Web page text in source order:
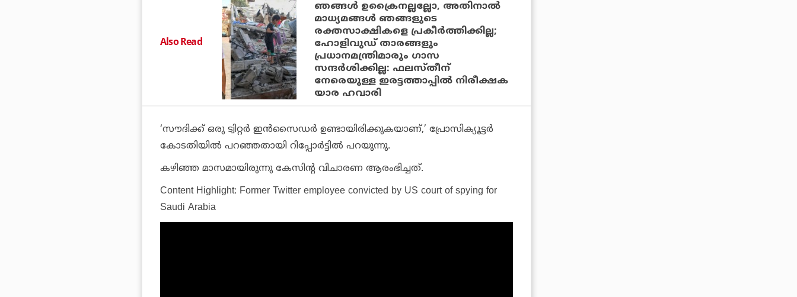
Also Read
ഞങ്ങള്‍ ഉക്രൈനല്ലല്ലോ, അതിനാല്‍
മാധ്യമങ്ങള്‍ ഞങ്ങളുടെ
രക്തസാക്ഷികളെ പ്രകീര്‍ത്തിക്കില്ല;
ഹോളിവുഡ് താരങ്ങളും
പ്രധാനമന്ത്രിമാരും ഗാസ
സന്ദര്‍ശിക്കില്ല: ഫലസ്തീന്
നേരെയുള്ള ഇരട്ടത്താപ്പില്‍ നിരീക്ഷക
യാര ഹവാരി
‘സൗദിക്ക് ഒരു ട്വിറ്റര്‍ ഇന്‍സൈഡര്‍ ഉണ്ടായിരിക്കുകയാണ്,’ പ്രോസിക്യൂട്ടര്‍
കോടതിയില്‍ പറഞ്ഞതായി റിപ്പോര്‍ട്ടില്‍ പറയുന്നു.
കഴിഞ്ഞ മാസമായിരുന്നു കേസിന്റ വിചാരണ ആരംഭിച്ചത്.
Content Highlight: Former Twitter employee convicted by US court of spying for
Saudi Arabia